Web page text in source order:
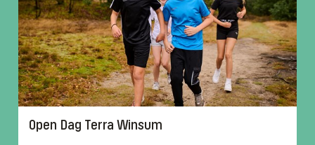
Open Dag Terra Winsum